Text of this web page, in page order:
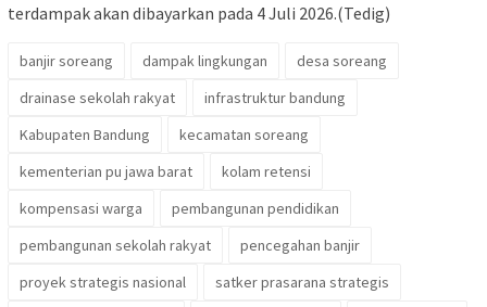
terdampak akan dibayarkan pada 4 Juli 2026.(Tedig)
banjir soreang dampak lingkungan
desa soreang
drainase sekolah rakyat
infrastruktur bandung
Kabupaten Bandung
kecamatan soreang
kementerian pu jawa barat
kolam retensi
kompensasi warga
pembangunan pendidikan
pembangunan sekolah rakyat
pencegahan banjir
proyek strategis nasional
satker prasarana strategis